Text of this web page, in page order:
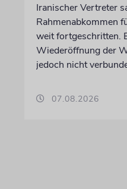
Iranischer Vertreter
Rahmenabkommen
weit fortgeschritten.
Wiederöffnung der
jedoch nicht
07.08.2026